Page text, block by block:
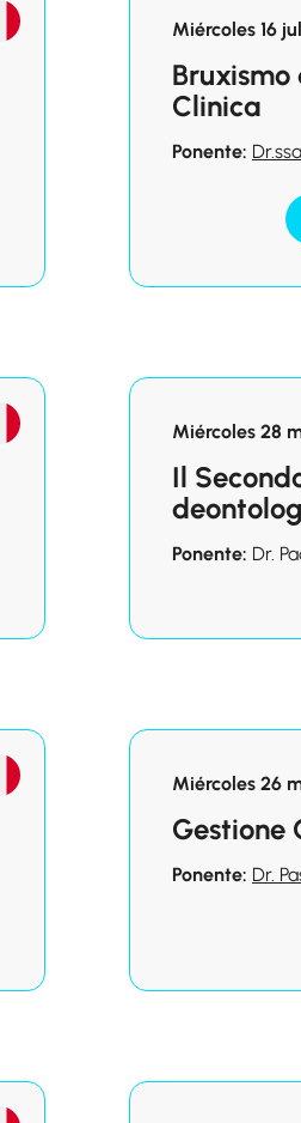
Miércoles 16
Clinica
Ponente:
Miércoles 28
Il
Ponente: Dr.
Miércoles 26
Gestione
Ponente: Dr.